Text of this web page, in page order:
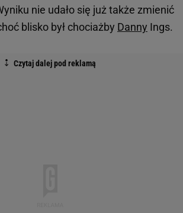
nie udało się już także zmienić
blisko był chociażby Danny Ings.